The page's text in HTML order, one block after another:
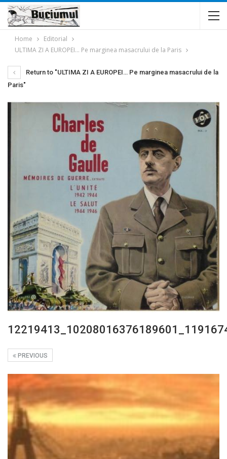
Home
Editorial
ULTIMA ZI A EUROPEI… Pe marginea masacrului de la Paris
Return to "ULTIMA ZI A EUROPEI… Pe marginea masacrului de la
Paris"
PREVIOUS